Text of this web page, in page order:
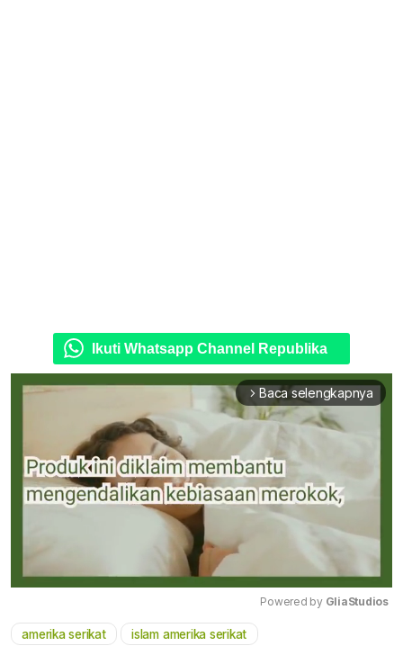
Ikuti Whatsapp Channel Republika
arrow_forward_ios Baca selengkapnya
Powered by GliaStudios
amerika serikat islam amerika serikat